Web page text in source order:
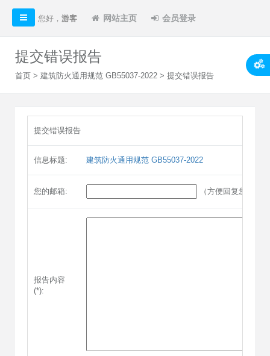
您好， 游客 网站主页 会员登录
提交错误报告
首页 > 建筑防火通用规范 GB55037-2022 > 提交错误报告
提交错误报告
信息标题: 建筑防火通用规范 GB55037-2022
您的邮箱: （方便回复您）
报告内容
(*):